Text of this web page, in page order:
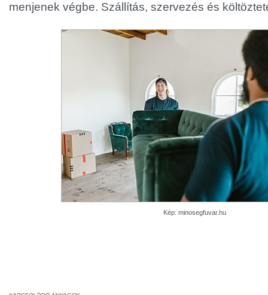
menjenek végbe. Szállítás, szervezés és
Kép: minosegfuvar.hu